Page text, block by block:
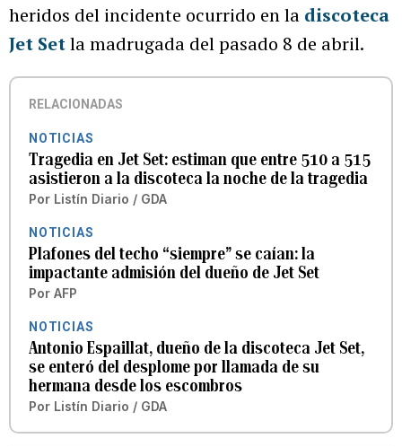
heridos del incidente ocurrido en la discoteca
Jet Setla madrugada del pasado 8 de abril.
RELACIONADAS
NOTICIAS
Tragedia en Jet Set: estiman que entre 510 a 515
asistieron a la discoteca la noche de la tragedia
Por Listín Diario / GDA
NOTICIAS
Plafones del techo “siempre” se caían: la
impactante admisión del dueño de Jet Set
Por AFP
NOTICIAS
Antonio Espaillat, dueño de la discoteca Jet Set,
se enteró del desplome por llamada de su
hermana desde los escombros
Por Listín Diario / GDA